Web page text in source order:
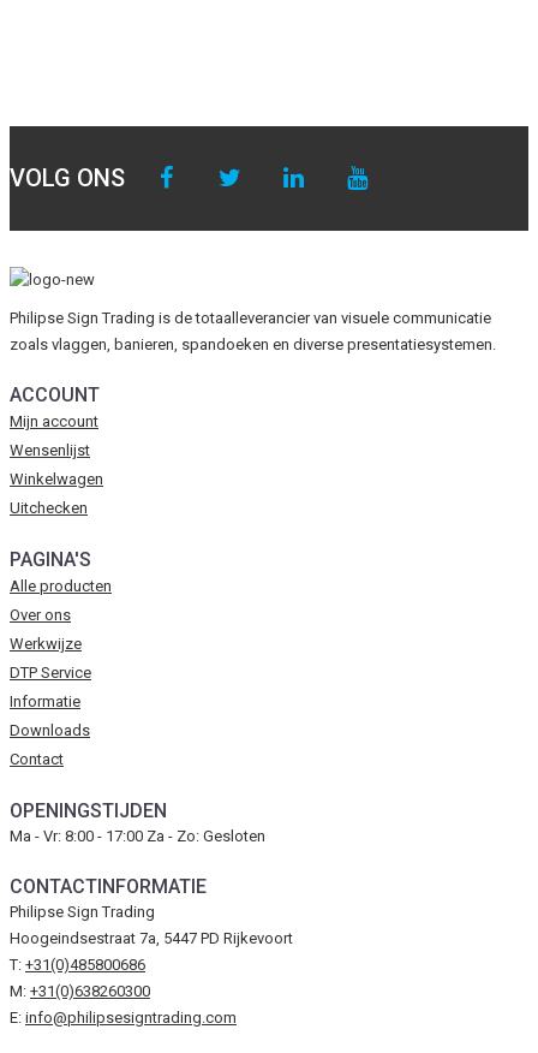
VOLG ONS
Philipse Sign Trading is de totaalleverancier van visuele communicatie
zoals vlaggen, banieren, spandoeken en diverse presentatiesystemen.
ACCOUNT
Mijn account
Wensenlijst
Winkelwagen
Uitchecken
PAGINA'S
Alle producten
Over ons
Werkwijze
DTP Service
Informatie
Downloads
Contact
OPENINGSTIJDEN
Ma - Vr: 8:00 - 17:00 Za - Zo: Gesloten
CONTACTINFORMATIE
Philipse Sign Trading
Hoogeindsestraat 7a, 5447 PD Rijkevoort
T: +31(0)485800686
M: +31(0)638260300
E: info@philipsesigntrading.com